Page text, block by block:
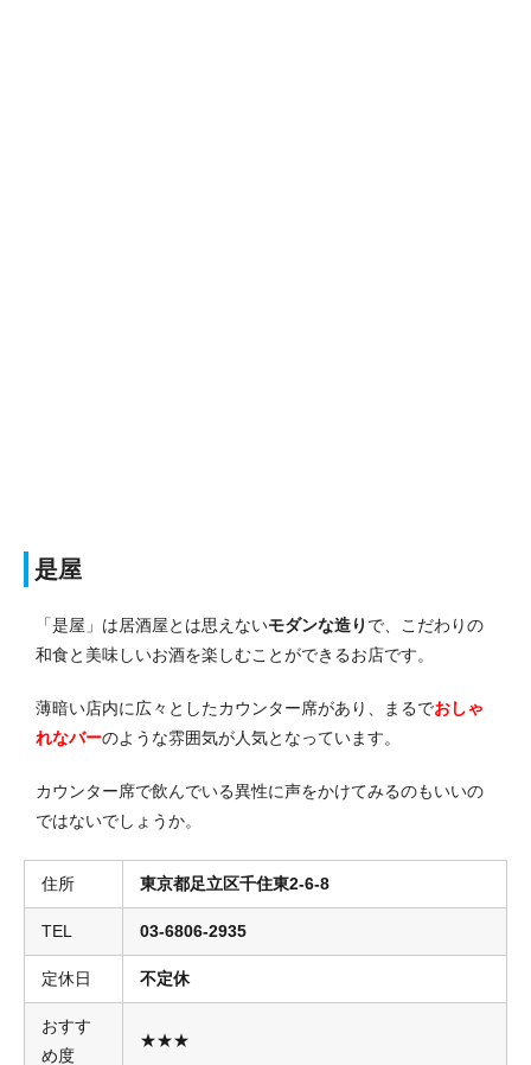
是屋
「是屋」は居酒屋とは思えないモダンな造り で、こだわりの
和食と美味しいお酒を楽しむことができるお店です。
薄暗い店内に広々としたカウンター席があり、まるでおしゃ
れなバーのような雰囲気が人気となっています。
カウンター席で飲んでいる異性に声をかけてみるのもいいの
ではないでしょうか。
住所 東京都足立区千住東2-6-8
TEL 03-6806-2935
定休日 不定休
おすす
め度
★★★